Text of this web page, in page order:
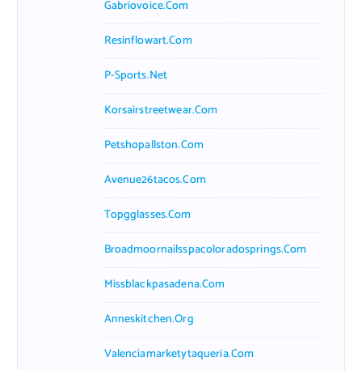
Gabriovoice.com
Resinflowart.com
P-Sports.net
Korsairstreetwear.com
Petshopallston.com
Avenue26tacos.com
Topgglasses.com
Broadmoornailsspacoloradosprings.com
Missblackpasadena.com
Anneskitchen.org
Valenciamarketytaqueria.com